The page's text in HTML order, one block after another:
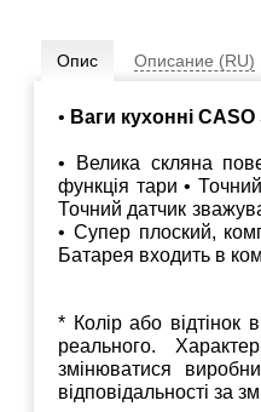
Опис Описание (RU)
• Ваги кухонні CASO
• Велика скляна
функція тари •
Точний датчик
• Супер плоский,
Батарея входить в
* Колір або відтінок
реального.
змінюватися
відповідальності за